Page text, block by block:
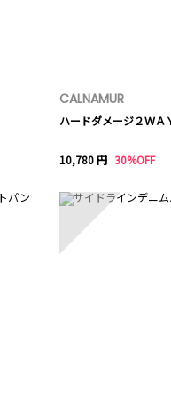
CALNAMUR
ハードダメージ２ＷＡ
10,780 円 30%OFF